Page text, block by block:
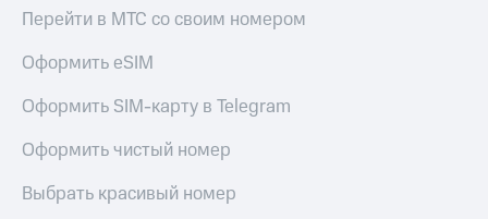
Перейти в МТС со своим номером
Оформить eSIM
Оформить SIM-карту в Telegram
Оформить чистый номер
Выбрать красивый номер